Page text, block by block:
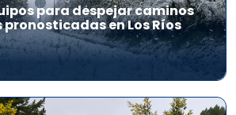
para despejar caminos
en Los Ríos